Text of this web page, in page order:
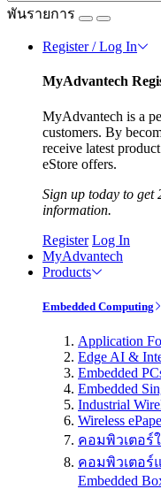
พันรายการ
Register / Log In
MyAdvantech
MyAdvantech is a
customers. By
receive latest
eStore offers.
Sign up today to get
information.
Register Log In
MyAdvantech
Products
Embedded Computing
Application
Edge AI &
Embedded
Embedded
Industrial
Wireless
คอมพิวเตอร์
คอมพิวเตอร์แ
Embedded